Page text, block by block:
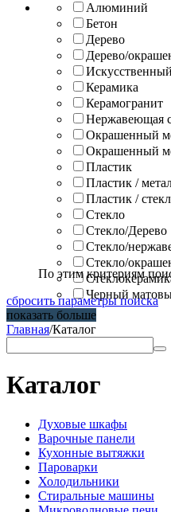
Алюминий
Бетон
Дерево
Дерево/
Керамика
Керамогранит
Нержавеющая
Окрашенный
Окрашенный
Пластик
Пластик /
Пластик /
Стекло
Стекло/Дерево
Стекло/
Стекло/
Черный
По этим критериям
сбросить параметры поиска
показать больше
Главная/Каталог
Каталог
Духовые шкафы
Варочные панели
Кухонные вытяжки
Пароварки
Холодильники
Стиральные машины